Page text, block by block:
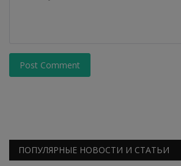
Post Comment
ПОПУЛЯРНЫЕ НОВОСТИ И СТАТЬИ